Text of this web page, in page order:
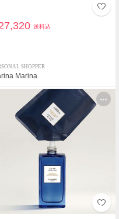
送料込
SHOPPER
Marina